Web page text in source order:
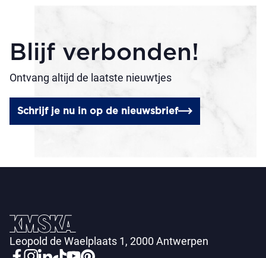
Blijf verbonden!
Ontvang altijd de laatste nieuwtjes
Schrijf je nu in op de nieuwsbrief
Leopold de Waelplaats 1, 2000 Antwerpen